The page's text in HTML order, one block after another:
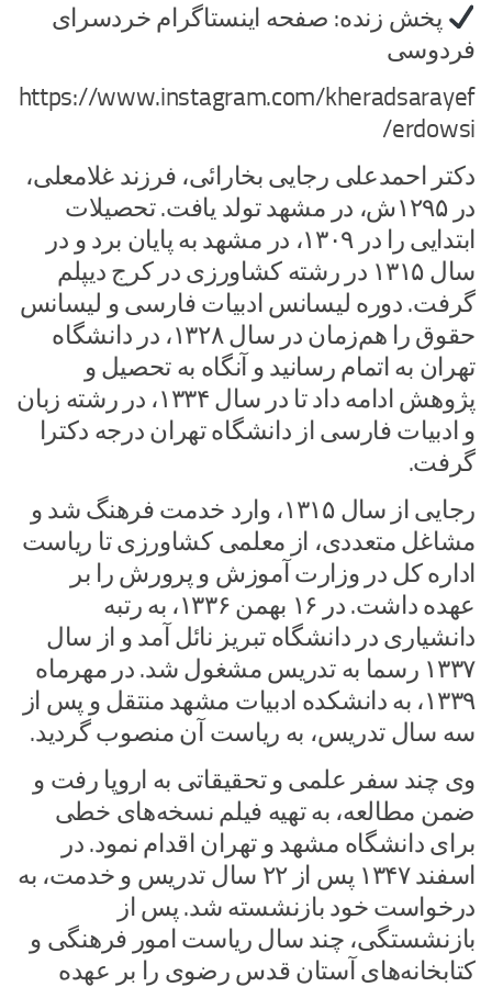
پخش زنده: صفحه اینستاگرام خردسرای
فردوسی
https://www.instagram.com/kheradsarayef
erdowsi/
دکتر احمدعلى رجایى بخارائى، فرزند غلامعلى،
در ۱۲۹۵ش، در مشهد تولد یافت. تحصیلات
ابتدایى را در ۱۳۰۹، در مشهد به پایان برد و در
سال ۱۳۱۵ در رشته کشاورزى در کرج دیپلم
گرفت. دوره لیسانس ادبیات فارسى و لیسانس
حقوق را هم‌زمان در سال ۱۳۲۸، در دانشگاه
تهران به اتمام رسانید و آنگاه به تحصیل و
پژوهش ادامه داد تا در سال ۱۳۳۴، در رشته زبان
و ادبیات فارسى از دانشگاه تهران درجه دکترا
گرفت.
رجایى از سال ۱۳۱۵، وارد خدمت فرهنگ شد و
مشاغل متعددى، از معلمى کشاورزى تا ریاست
اداره کل در وزارت آموزش و پرورش را بر
عهده داشت. در ۱۶ بهمن ۱۳۳۶، به رتبه
دانشیارى در دانشگاه تبریز نائل آمد و از سال
۱۳۳۷ رسما به تدریس مشغول شد. در مهرماه
۱۳۳۹، به دانشکده ادبیات مشهد منتقل و پس از
سه سال تدریس، به ریاست آن منصوب گردید.
وى چند سفر علمى و تحقیقاتى به اروپا رفت و
ضمن مطالعه، به تهیه فیلم نسخه‌هاى خطى
براى دانشگاه مشهد و تهران اقدام نمود. در
اسفند ۱۳۴۷ پس از ۲۲ سال تدریس و خدمت، به
درخواست خود بازنشسته شد. پس از
بازنشستگى، چند سال ریاست امور فرهنگى و
کتابخانه‌هاى آستان قدس رضوى را بر عهده